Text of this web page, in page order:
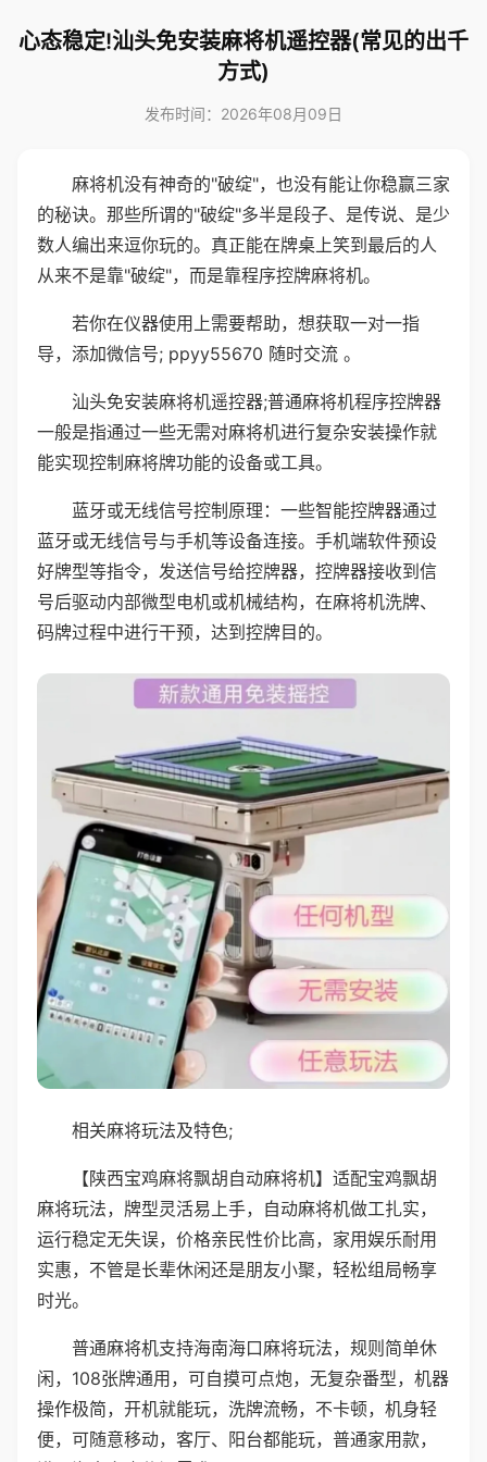
心态稳定!汕头免安装麻将机遥控器(常见的出千
方式)
发布时间：2026年08月09日
麻将机没有神奇的"破绽"，也没有能让你稳赢三家
的秘诀。那些所谓的"破绽"多半是段子、是传说、是少
数人编出来逗你玩的。真正能在牌桌上笑到最后的人
从来不是靠"破绽"，而是靠程序控牌麻将机。
若你在仪器使用上需要帮助，想获取一对一指
导，添加微信号; ppyy55670 随时交流 。
汕头免安装麻将机遥控器;普通麻将机程序控牌器
一般是指通过一些无需对麻将机进行复杂安装操作就
能实现控制麻将牌功能的设备或工具。
蓝牙或无线信号控制原理：一些智能控牌器通过
蓝牙或无线信号与手机等设备连接。手机端软件预设
好牌型等指令，发送信号给控牌器，控牌器接收到信
号后驱动内部微型电机或机械结构，在麻将机洗牌、
码牌过程中进行干预，达到控牌目的。
相关麻将玩法及特色;
【陕西宝鸡麻将飘胡自动麻将机】适配宝鸡飘胡
麻将玩法，牌型灵活易上手，自动麻将机做工扎实，
运行稳定无失误，价格亲民性价比高，家用娱乐耐用
实惠，不管是长辈休闲还是朋友小聚，轻松组局畅享
时光。
普通麻将机支持海南海口麻将玩法，规则简单休
闲，108张牌通用，可自摸可点炮，无复杂番型，机器
操作极简，开机就能玩，洗牌流畅，不卡顿，机身轻
便，可随意移动，客厅、阳台都能玩，普通家用款，